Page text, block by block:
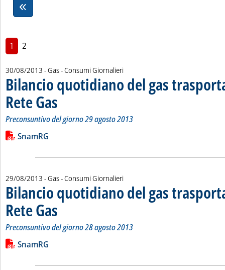
1 2
30/08/2013 - Gas - Consumi Giornalieri
Bilancio quotidiano del gas
Rete Gas . Sottotitolo: Preconsuntivo del giorno 29 agosto 2013
. Pubblicata venerdì 30 agosto 2013 alle 15.1.
Preconsuntivo del giorno 29 agosto 2013
Leggi tutta la notizia: 'Bilancio quotidiano del gas
Lista allegati PDF alla notizia
SnamRG
29/08/2013 - Gas - Consumi Giornalieri
Bilancio quotidiano del gas
Rete Gas . Sottotitolo: Preconsuntivo del giorno 28 agosto 2013
. Pubblicata giovedì 29 agosto 2013 alle 15.39.
Preconsuntivo del giorno 28 agosto 2013
Leggi tutta la notizia: 'Bilancio quotidiano del gas
Lista allegati PDF alla notizia
SnamRG